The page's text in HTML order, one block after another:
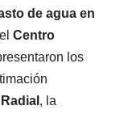
de agua en
Centro
los
, la